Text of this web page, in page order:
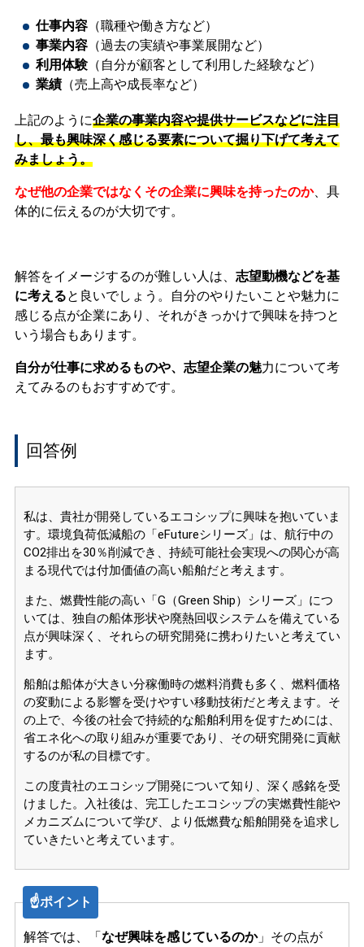
仕事内容（職種や働き方など）
事業内容（過去の実績や事業展開など）
利用体験（自分が顧客として利用した経験など）
業績（売上高や成長率など）
上記のように企業の事業内容や提供サービスなどに注目
し、最も興味深く感じる要素について掘り下げて考えて
みましょう。
なぜ他の企業ではなくその企業に興味を持ったのか、具
体的に伝えるのが大切です。
解答をイメージするのが難しい人は、 志望動機などを基
に考えると良いでしょう。
自分のやりたいことや魅力に
感じる点が企業にあり、それがきっかけで興味を持つと
いう場合もあります。
自分が仕事に求めるものや、志望企業の魅力について考
えてみるのもおすすめです。
回答例
私は、貴社が開発しているエコシップに興味を抱いていま
す。環境負荷低減船の「eFutureシリーズ」は、航行中の
CO2排出を30％削減でき、持続可能社会実現への関心が高
まる現代では付加価値の高い船舶だと考えます。
また、燃費性能の高い「G（Green Ship）シリーズ」につ
いては、独自の船体形状や廃熱回収システムを備えている
点が興味深く、それらの研究開発に携わりたいと考えてい
ます。
船舶は船体が大きい分稼働時の燃料消費も多く、燃料価格
の変動による影響を受けやすい移動技術だと考えます。そ
の上で、今後の社会で持続的な船舶利用を促すためには、
省エネ化への取り組みが重要であり、その研究開発に貢献
するのが私の目標です。
この度貴社のエコシップ開発について知り、深く感銘を受
けました。入社後は、完工したエコシップの実燃費性能や
メカニズムについて学び、より低燃費な船舶開発を追求し
ていきたいと考えています。
☝️ポイント
解答では、「なぜ興味を感じているのか」その点が